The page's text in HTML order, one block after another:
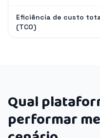
Eficiência de custo
(TCO)
Qual
performar